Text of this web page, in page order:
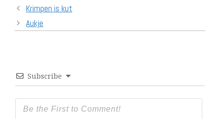
Krimpen is kut
Aukje
Subscribe